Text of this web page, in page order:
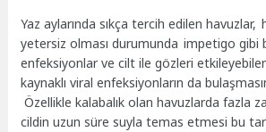
Yaz aylarında sıkça tercih edilen havuzlar,
yetersiz olması durumunda impetigo gibi
enfeksiyonlar ve cilt ile gözleri
kaynaklı viral enfeksiyonların da
Özellikle kalabalık olan havuzlarda fazla
cildin uzun süre suyla temas etmesi bu